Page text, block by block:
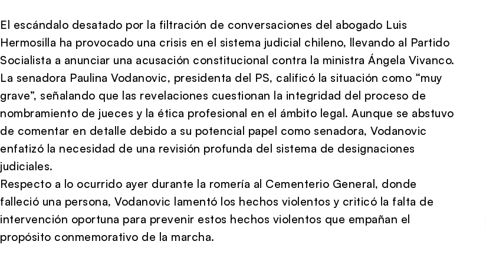
El escándalo desatado por la filtración de conversaciones del abogado Luis
Hermosilla ha provocado una crisis en el sistema judicial chileno, llevando al Partido
Socialista a anunciar una acusación constitucional contra la ministra Ángela Vivanco.
La senadora Paulina Vodanovic, presidenta del PS, calificó la situación como “muy
grave”, señalando que las revelaciones cuestionan la integridad del proceso de
nombramiento de jueces y la ética profesional en el ámbito legal. Aunque se abstuvo
de comentar en detalle debido a su potencial papel como senadora, Vodanovic
enfatizó la necesidad de una revisión profunda del sistema de designaciones
judiciales.
Respecto a lo ocurrido ayer durante la romería al Cementerio General, donde
falleció una persona, Vodanovic lamentó los hechos violentos y criticó la falta de
intervención oportuna para prevenir estos hechos violentos que empañan el
propósito conmemorativo de la marcha.